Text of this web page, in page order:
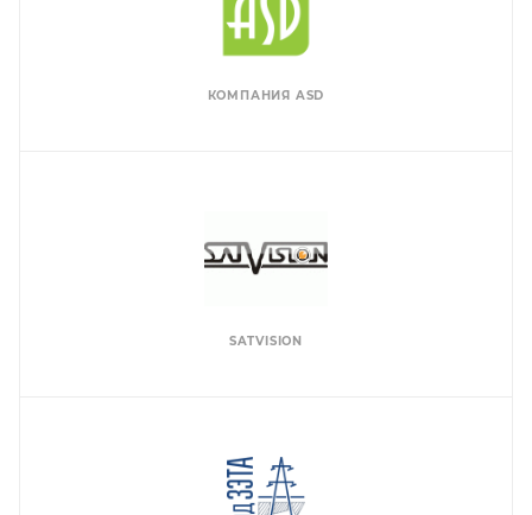
КОМПАНИЯ ASD
SATVISION